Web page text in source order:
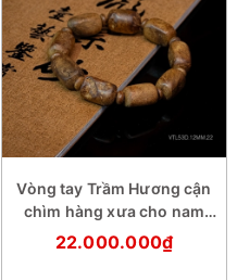
Vòng tay Trầm Hương cận
chìm hàng xưa cho nam
(size trung)
22.000.000₫